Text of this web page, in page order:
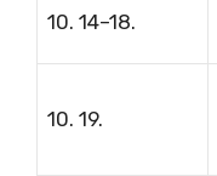
10. 14–18.
10. 19.